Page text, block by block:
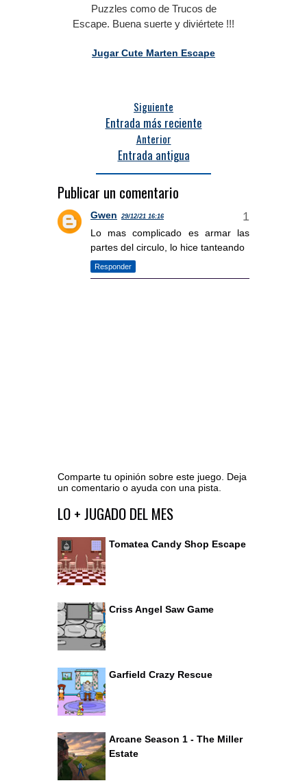
Puzzles como de Trucos de
Escape. Buena suerte y diviértete !!!
Jugar Cute Marten Escape
Siguiente
Entrada más reciente
Anterior
Entrada antigua
Publicar un comentario
Gwen 29/12/21 16:16
Lo mas complicado es armar las
partes del circulo, lo hice tanteando
Responder
Comparte tu opinión sobre este juego. Deja
un comentario o ayuda con una pista.
Ir al editor de comentarios
LO + JUGADO DEL MES
Tomatea Candy Shop Escape
Criss Angel Saw Game
Garfield Crazy Rescue
Arcane Season 1 - The Miller
Estate